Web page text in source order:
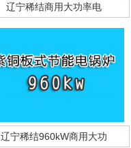
辽宁稀结商用大功率电
辽宁稀结960kW商用大功